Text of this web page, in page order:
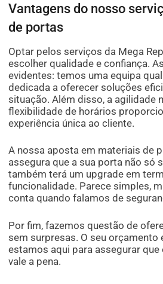
Vantagens do nosso
de portas
Optar pelos serviços da Mega
escolher qualidade e confiança.
evidentes: temos uma equipa
dedicada a oferecer soluções
situação. Além disso, a agilidade
flexibilidade de horários
experiência única ao cliente.
A nossa aposta em materiais de
assegura que a sua porta não só
também terá um upgrade em
funcionalidade. Parece simples,
conta quando falamos de
Por fim, fazemos questão de
sem surpresas. O seu orçamento
estamos aqui para assegurar
vale a pena.